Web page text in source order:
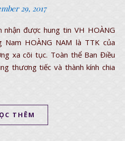
29, 2017
Nam HOÀNG NAM là TTK của
xa cõi tục. Toàn thể Ban Điều
thương tiếc và thành kính chia
THÊM